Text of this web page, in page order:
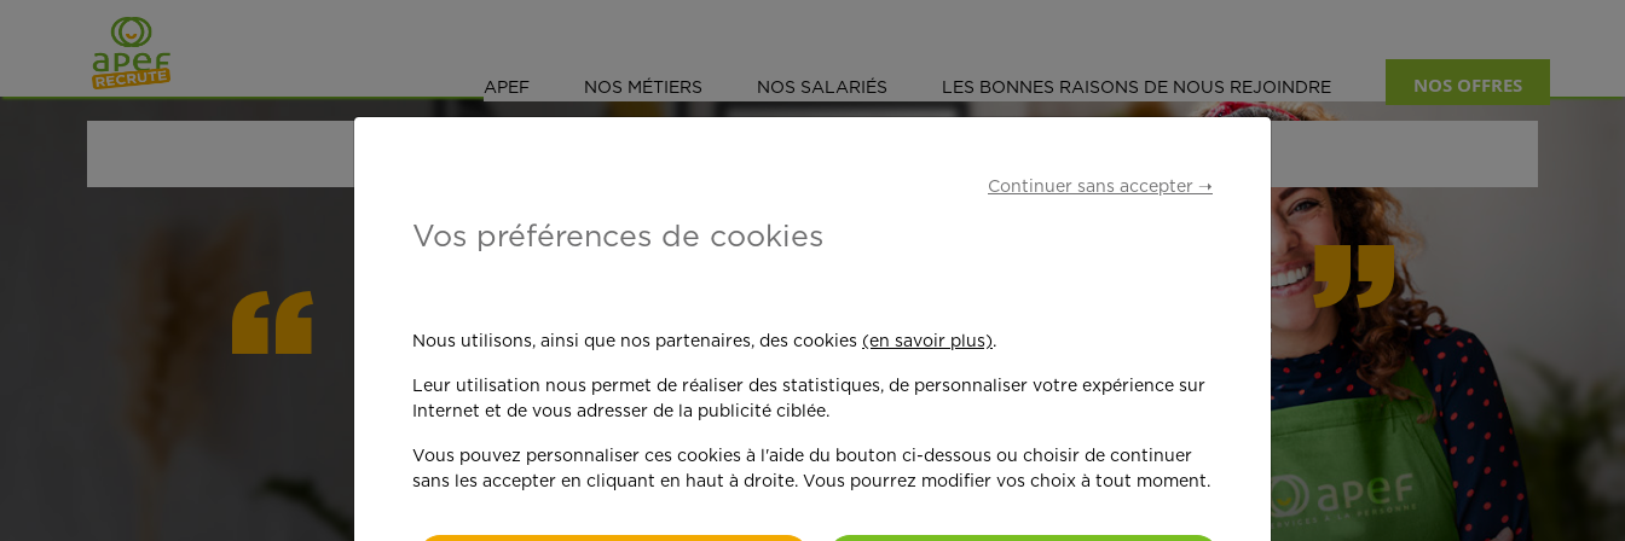
Navigation
Saut au contenu
APEF NOS MÉTIERS NOS SALARIÉS LES BONNES RAISONS DE NOUS REJOINDRE NOS OFFRES
On est toujours plus performant
quand on y met du cœur !
Continuer sans accepter ➝
Vos préférences de cookies
Nous utilisons, ainsi que nos partenaires, des cookies (en savoir plus).
Leur utilisation nous permet de réaliser des statistiques, de personnaliser votre expérience sur
Internet et de vous adresser de la publicité ciblée.
Vous pouvez personnaliser ces cookies à l'aide du bouton ci-dessous ou choisir de continuer
sans les accepter en cliquant en haut à droite. Vous pourrez modifier vos choix à tout moment.